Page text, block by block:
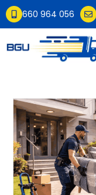
660 964 056